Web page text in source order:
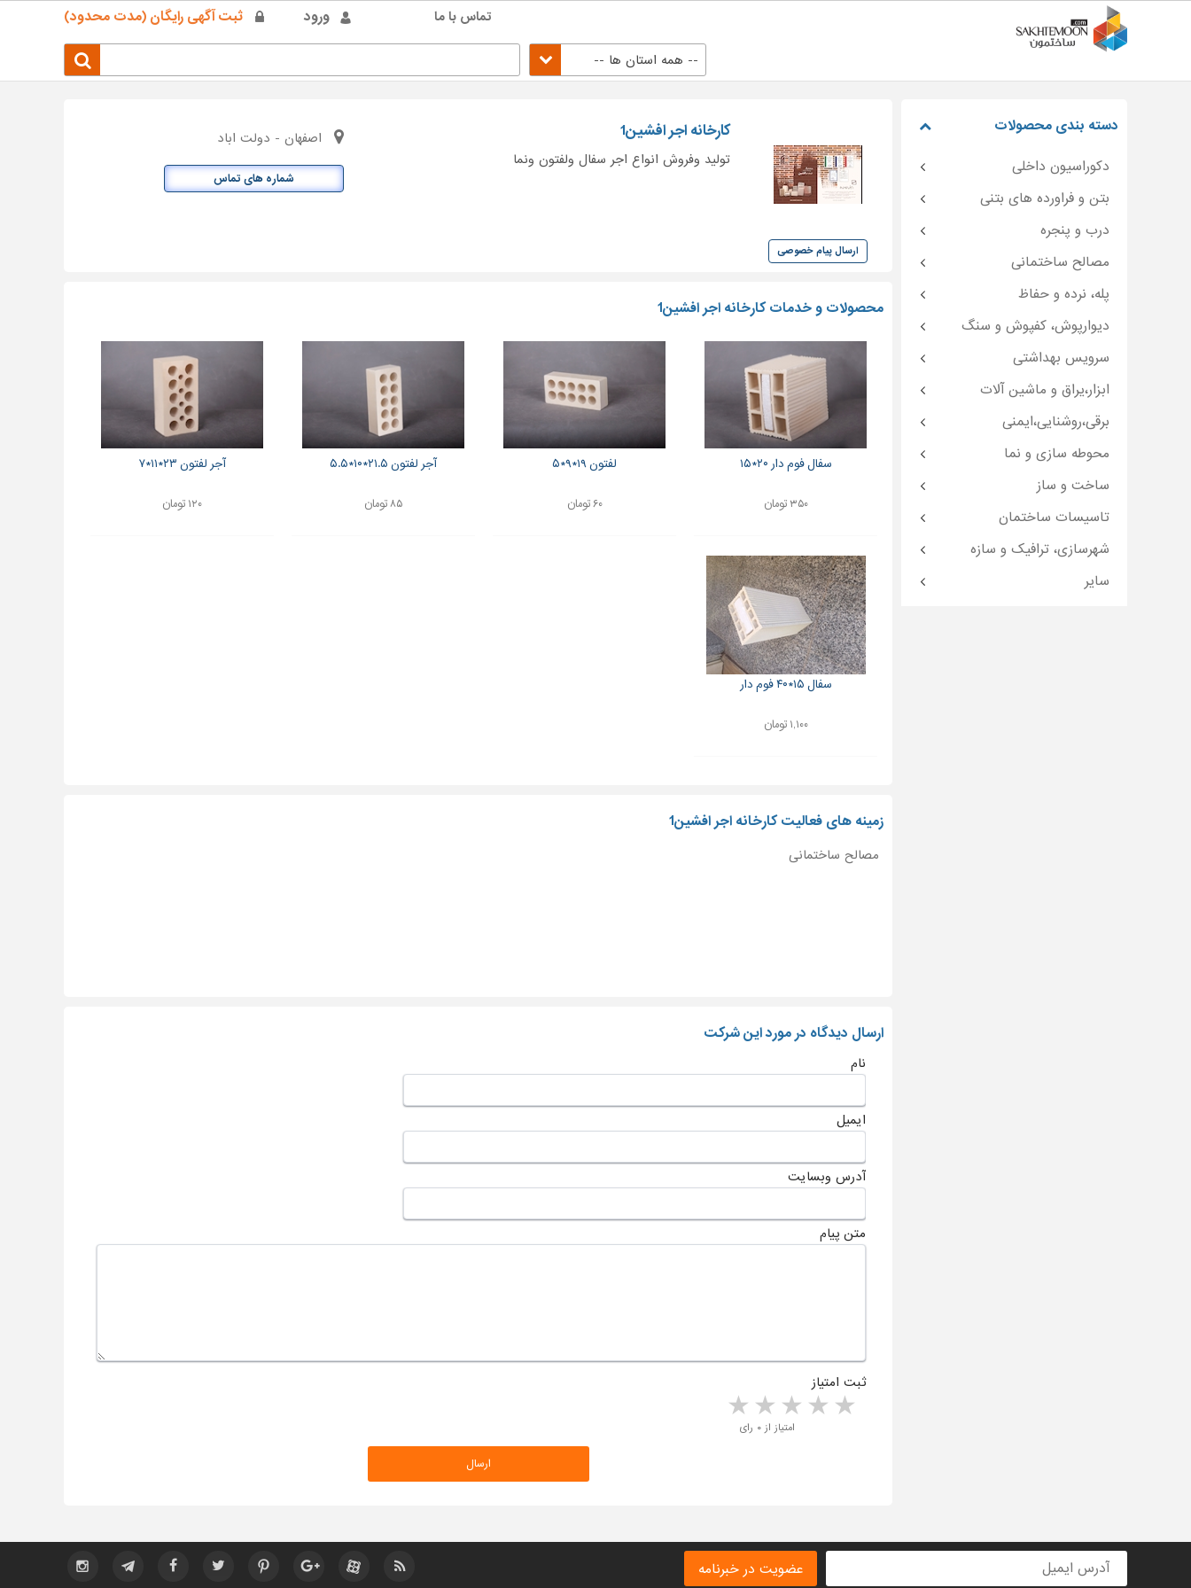
ورود ثبت آگهی رایگان (مدت محدود) تماس با ما
-- همه استان ها --
ارسال پیام خصوصی
کارخانه اجر افشین1
تولید وفروش انواع اجر سفال ولفتون ونما
اصفهان - دولت اباد
شماره های تماس
محصولات و خدمات کارخانه اجر افشین1
سفال فوم دار ۲۰*۱۵
۳۵۰ تومان
لفتون ۱۹*۹*۵
۶۰ تومان
آجر لفتون ۲۱.۵*۱۰*۵.۵
۸۵ تومان
آجر لفتون ۲۳*۱۱*۷
۱۲۰ تومان
سفال ۱۵*۴۰ فوم دار
۱,۱۰۰ تومان
زمینه های فعالیت کارخانه اجر افشین1
مصالح ساختمانی
ارسال دیدگاه در مورد این شرکت
نام
ایمیل
آدرس وبسایت
متن پیام
ثبت امتیاز
4 stars 3 stars 2 stars 1 star امتیاز از ۰ رای
دسته بندی محصولات
دکوراسیون داخلی
بتن و فراورده های بتنی
درب و پنجره
مصالح ساختمانی
پله، نرده و حفاظ
دیوارپوش، کفپوش و سنگ
سرویس بهداشتی
ابزار،یراق و ماشین آلات
برقی،روشنایی،ایمنی
محوطه سازی و نما
ساخت و ساز
تاسیسات ساختمان
شهرسازی، ترافیک و سازه
سایر
عضویت در خبرنامه